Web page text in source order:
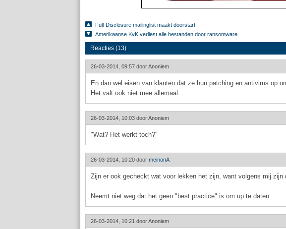
Full-Disclosure mailinglist maakt doorstart
Amerikaanse KvK verliest alle bestanden door ransomware
Reacties (13)
26-03-2014, 09:57 doorAnoniem
En dan wel eisen van klanten dat ze hun patching en antivirus op
Het valt ook niet mee allemaal.
26-03-2014, 10:03 doorAnoniem
"Wat? Het werkt toch?"
26-03-2014, 10:20 door meinonA
Zijn er ook gecheckt wat voor lekken het zijn, want volgens mij
Neemt niet weg dat het geen "best practice" is om up te daten.
26-03-2014, 10:21 doorAnoniem